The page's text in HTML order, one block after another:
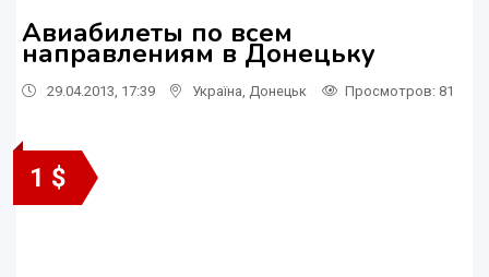
Авиабилеты по всем
направлениям в Донецьку
29.04.2013, 17:39 Україна Донецьк Просмотров: 81
1 $